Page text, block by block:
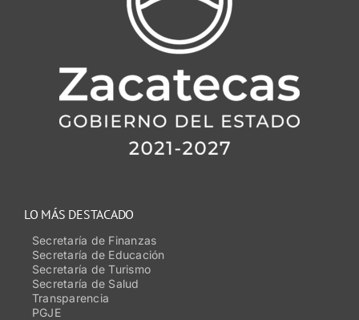
LO MÁS DESTACADO
Secretaría de Finanzas
Secretaría de Educación
Secretaría de Turismo
Secretaría de Salud
Transparencia
PGJE